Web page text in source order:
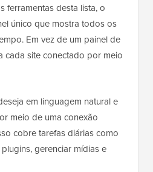
ferramentas desta lista, o
único que mostra todos os
Em vez de um painel de
cada site conectado por meio
em linguagem natural e
meio de uma conexão
cobre tarefas diárias como
gerenciar mídias e